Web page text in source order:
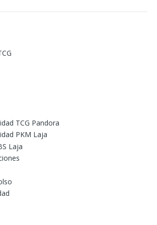
TCG Pandora
PKM Laja
Laja